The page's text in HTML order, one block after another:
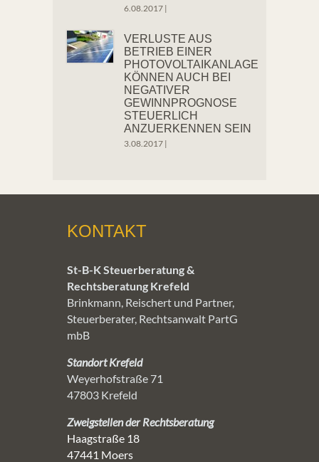
6.08.2017 |
VERLUSTE AUS
BETRIEB EINER
PHOTOVOLTAIKANLAGE
KÖNNEN AUCH BEI
NEGATIVER
GEWINNPROGNOSE
STEUERLICH
ANZUERKENNEN SEIN
3.08.2017 |
KONTAKT
St-B-K Steuerberatung &
Rechtsberatung Krefeld
Brinkmann, Reischert und Partner,
Steuerberater, Rechtsanwalt PartG
mbB
Standort Krefeld
Weyerhofstraße 71
47803 Krefeld
Zweigstellen der Rechtsberatung
Haagstraße 18
47441 Moers